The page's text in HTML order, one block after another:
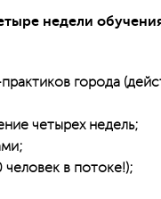
недели
города
четырех недель;
человек в потоке!);